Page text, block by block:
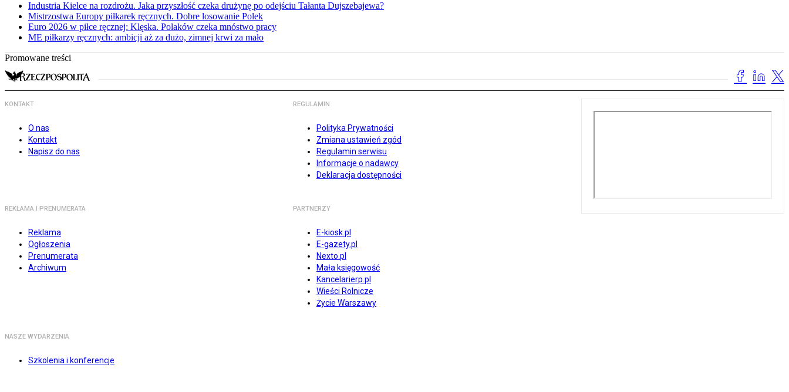
Industria Kielce na rozdrożu. Jaka przyszłość czeka drużynę po odejściu Tałanta Dujszebajewa?
Mistrzostwa Europy piłkarek ręcznych. Dobre losowanie Polek
Euro 2026 w piłce ręcznej: Klęska. Polaków czeka mnóstwo pracy
ME piłkarzy ręcznych: ambicji aż za dużo, zimnej krwi za mało
Promowane treści
KONTAKT
O nas
Kontakt
Napisz do nas
REGULAMIN
Polityka Prywatności
Zmiana ustawień zgód
Regulamin serwisu
Informacje o nadawcy
Deklaracja dostępności
REKLAMA I PRENUMERATA
Reklama
Ogłoszenia
Prenumerata
Archiwum
PARTNERZY
E-kiosk.pl
E-gazety.pl
Nexto.pl
Mała księgowość
Kancelarierp.pl
Wieści Rolnicze
Życie Warszawy
NASZE WYDARZENIA
Szkolenia i konferencje